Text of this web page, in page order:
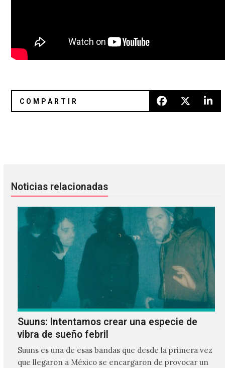
Noticias relacionadas
Suuns: Intentamos crear una especie de
vibra de sueño febril
Suuns es una de esas bandas que desde la primera vez
que llegaron a México se encargaron de provocar un